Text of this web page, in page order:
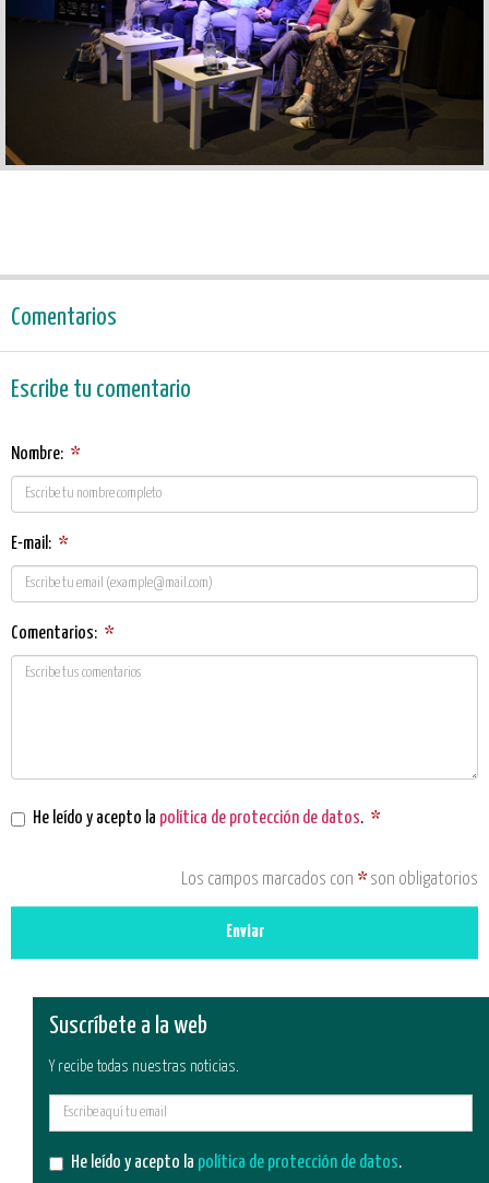
Comentarios
Escribe tu comentario
Nombre: *
E-mail: *
Comentarios: *
He leído y acepto la política de protección de datos. *
Los campos marcados con * son obligatorios
Enviar
Suscríbete a la web
Y recibe todas nuestras noticias.
He leído y acepto la política de protección de datos.